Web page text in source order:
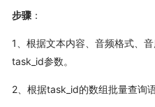
步骤：
1、根据文本内容、音频格式、
task_id参数。
2、根据task_id的数组批量查询